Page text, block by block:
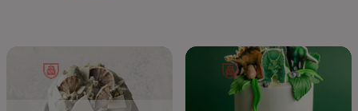
5.0/5
(14)